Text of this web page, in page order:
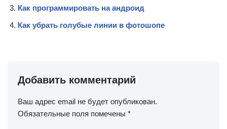
Как программировать на андроид
Как убрать голубые линии в фотошопе
Добавить комментарий
Ваш адрес email не будет опубликован.
Обязательные поля помечены *